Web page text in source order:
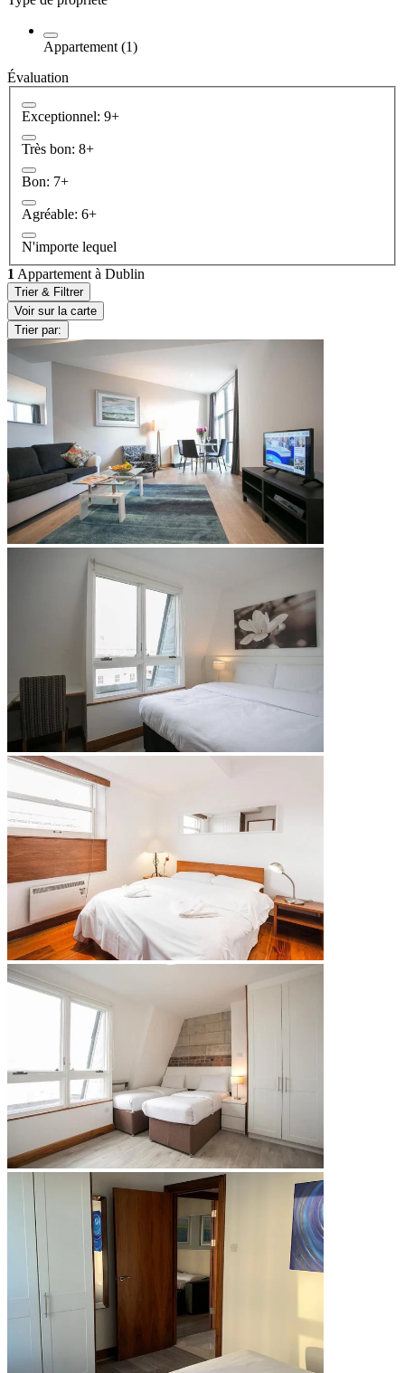
Appartement (1)
Évaluation
Exceptionnel: 9+
Très bon: 8+
Bon: 7+
Agréable: 6+
N'importe lequel
1 Appartement à Dublin
Trier & Filtrer
Voir sur la carte
Trier par: